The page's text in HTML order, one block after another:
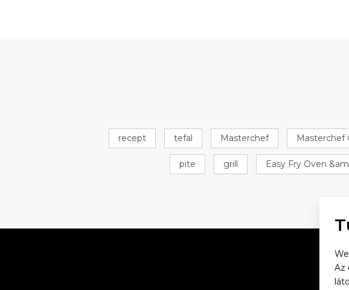
recept tefal Masterchef Masterchef
pite grill Easy Fry Oven
Az